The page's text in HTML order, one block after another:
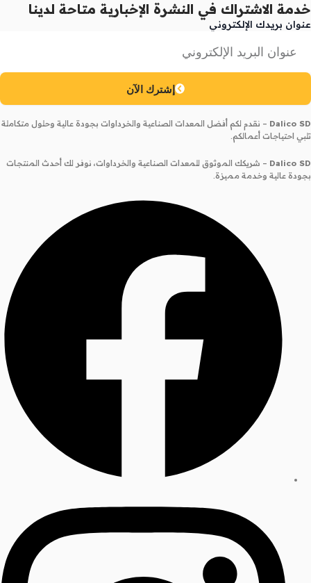
خدمة الاشتراك في النشرة الإخبارية متاحة لدينا
عنوان بريدك الإلكتروني
إشترك الآن
Dalico SD – نقدم لكم أفضل المعدات الصناعية والخرداوات بجودة عالية وحلول متكاملة
تلبي احتياجات أعمالكم.
Dalico SD – شريكك الموثوق للمعدات الصناعية والخرداوات، نوفر لك أحدث المنتجات
بجودة عالية وخدمة مميزة.